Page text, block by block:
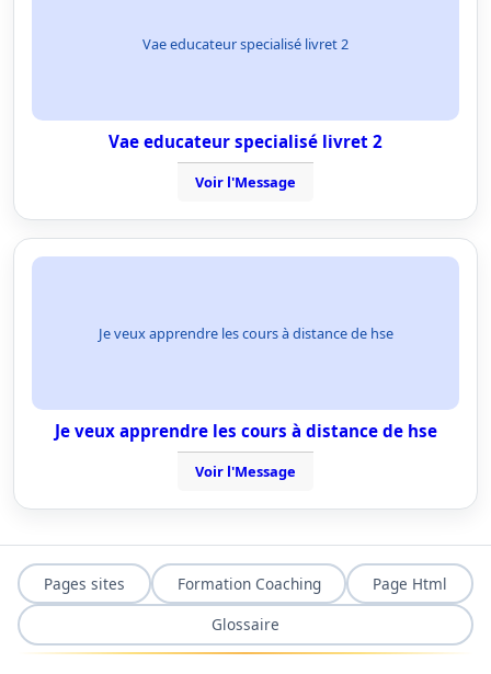
Vae educateur specialisé livret 2
Vae educateur specialisé livret 2
Voir l'Message
Je veux apprendre les cours à distance de hse
Je veux apprendre les cours à distance de hse
Voir l'Message
Pages sites Formation Coaching
Page Html
Glossaire